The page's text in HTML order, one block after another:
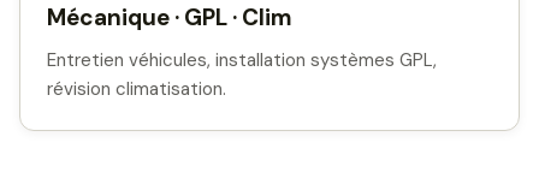
Mécanique · GPL · Clim
Entretien véhicules, installation systèmes GPL,
révision climatisation.